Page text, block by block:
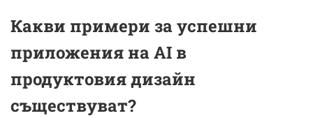
Какви примери за успешни
приложения на AI в
продуктовия дизайн
съществуват?